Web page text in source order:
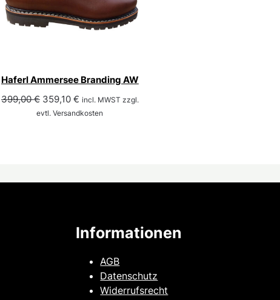
Haferl Ammersee Branding AW
399,00€ Ursprünglicher
Preis
359,10 €Aktueller
Preis
incl. MWST zzgl.
evtl. Versandkosten
Informationen
AGB
Datenschutz
Widerrufsrecht